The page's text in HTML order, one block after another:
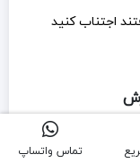
اجتناب کنید
تماس واتساپ